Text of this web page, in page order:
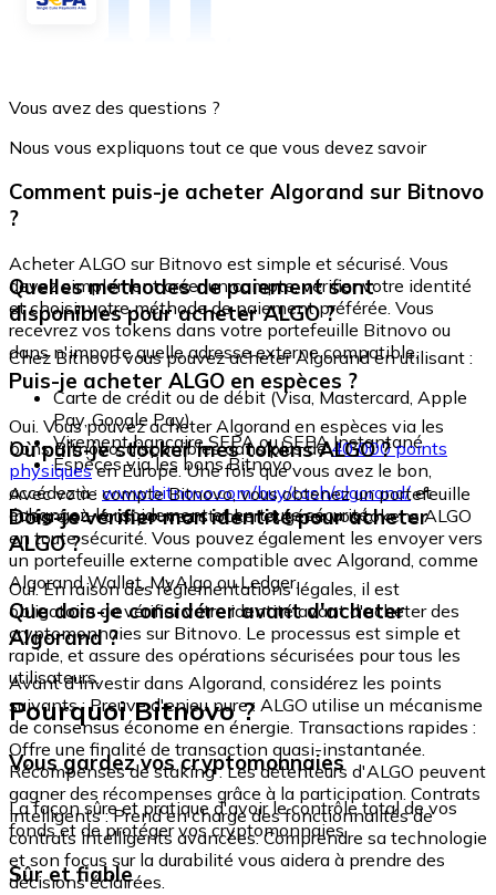
Vous avez des questions ?
Nous vous expliquons tout ce que vous devez savoir
Comment puis-je acheter Algorand sur Bitnovo
?
Acheter ALGO sur Bitnovo est simple et sécurisé. Vous
devez simplement créer un compte, vérifier votre identité
et choisir votre méthode de paiement préférée. Vous
recevrez vos tokens dans votre portefeuille Bitnovo ou
dans n'importe quelle adresse externe compatible.
Quelles méthodes de paiement sont
disponibles pour acheter ALGO ?
Chez Bitnovo vous pouvez acheter Algorand en utilisant :
Carte de crédit ou de débit (Visa, Mastercard, Apple
Pay, Google Pay)
Virement bancaire SEPA ou SEPA Instantané
Espèces via les bons Bitnovo
Puis-je acheter ALGO en espèces ?
Oui. Vous pouvez acheter Algorand en espèces via les
bons Bitnovo, disponibles dans plus de40 000 points
physiquesen Europe. Une fois que vous avez le bon,
accédez à : www.bitnovo.com/buy/cash/algorand/et
échangez-le rapidement et en toute sécurité.
Où puis-je stocker mes tokens ALGO ?
Avec votre compte Bitnovo, vous obtenez un portefeuille
intégré où vous pouvez stocker et gérer vos tokens ALGO
en toute sécurité. Vous pouvez également les envoyer vers
un portefeuille externe compatible avec Algorand, comme
Algorand Wallet, MyAlgo ou Ledger.
Dois-je vérifier mon identité pour acheter
ALGO ?
Oui. En raison des réglementations légales, il est
obligatoire de vérifier votre identité avant d'acheter des
cryptomonnaies sur Bitnovo. Le processus est simple et
rapide, et assure des opérations sécurisées pour tous les
utilisateurs.
Que dois-je considérer avant d'acheter
Algorand ?
Avant d'investir dans Algorand, considérez les points
suivants : Preuve d'enjeu pure : ALGO utilise un mécanisme
de consensus économe en énergie. Transactions rapides :
Offre une finalité de transaction quasi-instantanée.
Récompenses de staking : Les détenteurs d'ALGO peuvent
gagner des récompenses grâce à la participation. Contrats
intelligents : Prend en charge des fonctionnalités de
contrats intelligents avancées. Comprendre sa technologie
et son focus sur la durabilité vous aidera à prendre des
décisions éclairées.
Pourquoi Bitnovo ?
Vous gardez vos cryptomonnaies
La façon sûre et pratique d'avoir le contrôle total de vos
fonds et de protéger vos cryptomonnaies.
Sûr et fiable